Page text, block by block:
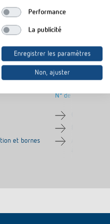
en saillie
et bornes
Capteur de
N° de réf. 9070991
Performance
La publicité
Enregistrer les paramètres
Non, ajuster